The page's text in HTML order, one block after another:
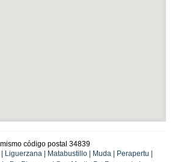
código postal 34839
Liguerzana | Matabustillo | Muda | Perapertu |